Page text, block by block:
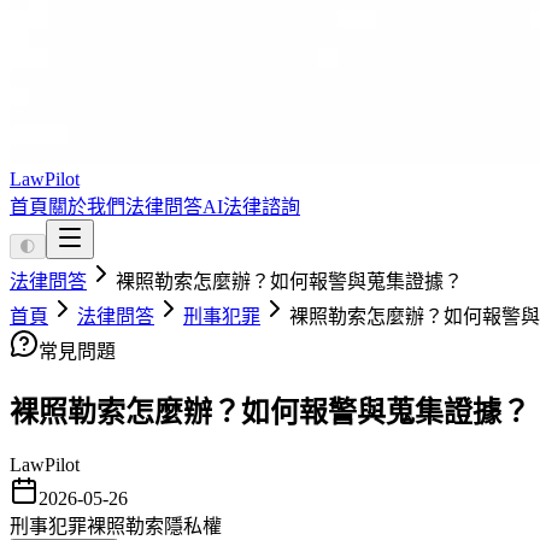
LawPilot
首頁 關於我們法律問答AI法律諮詢
🌓
法律問答
裸照勒索怎麼辦？如何報警與蒐集證據？
首頁
法律問答 刑事犯罪
裸照勒索怎麼辦？如何報警
常見問題
裸照勒索怎麼辦？如何報警與蒐集證據？
LawPilot
2026-05-26
刑事犯罪裸照勒索隱私權